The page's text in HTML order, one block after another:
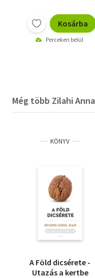
Kosárba
Perceken belül
Még több Zilahi Anna
KÖNYV
A Föld dicsérete -
Utazás a kertbe